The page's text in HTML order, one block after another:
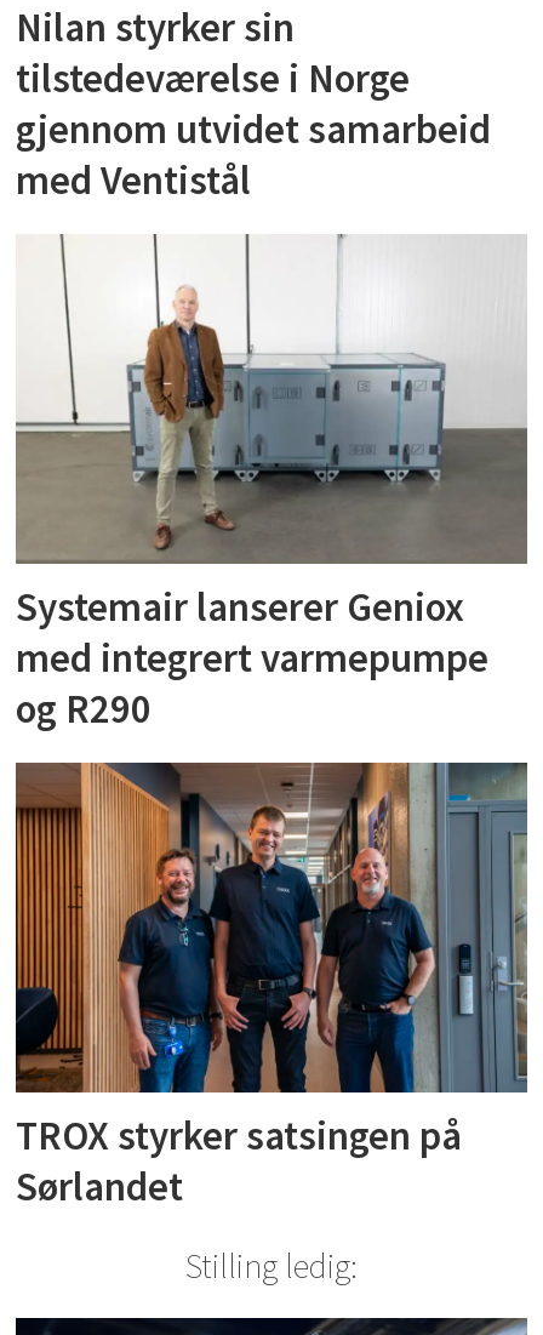
Nilan styrker sin
tilstedeværelse i Norge
gjennom utvidet samarbeid
med Ventistål
Systemair lanserer Geniox
med integrert varmepumpe
og R290
TROX styrker satsingen på
Sørlandet
Stilling ledig: